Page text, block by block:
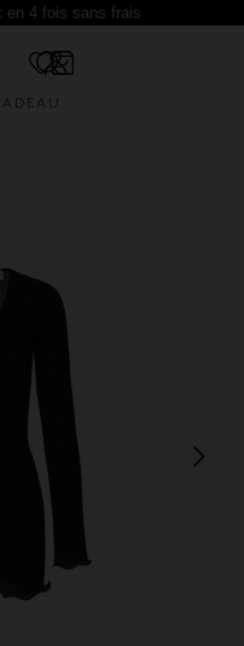
en 4 fois sans frais